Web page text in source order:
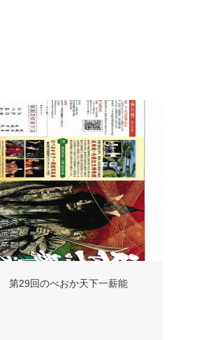
第29回のべおか天下一薪能